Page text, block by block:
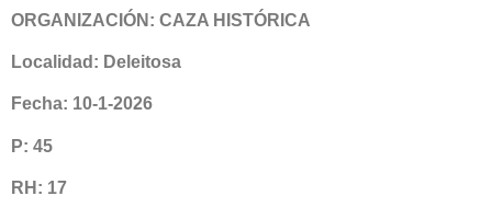
ORGANIZACIÓN: CAZA HISTÓRICA
Localidad: Deleitosa
Fecha: 10-1-2026
P: 45
RH: 17